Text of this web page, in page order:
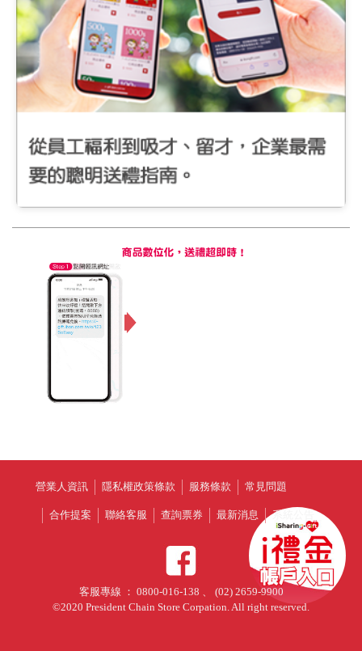
營業人資訊 隱私權政策條款 服務條款 常見問題
合作提案 聯絡客服 查詢票券 最新消息 系統公告
客服專線 ： 0800-016-138 、 (02) 2659-9900
©2020 President Chain Store Corpation. All right reserved.